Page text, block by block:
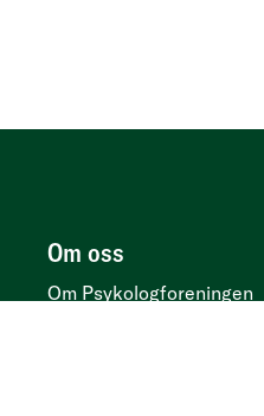
Om oss
Om Psykologforeningen